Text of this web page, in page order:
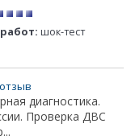
шок-тест
диагностика.
Проверка ДВС